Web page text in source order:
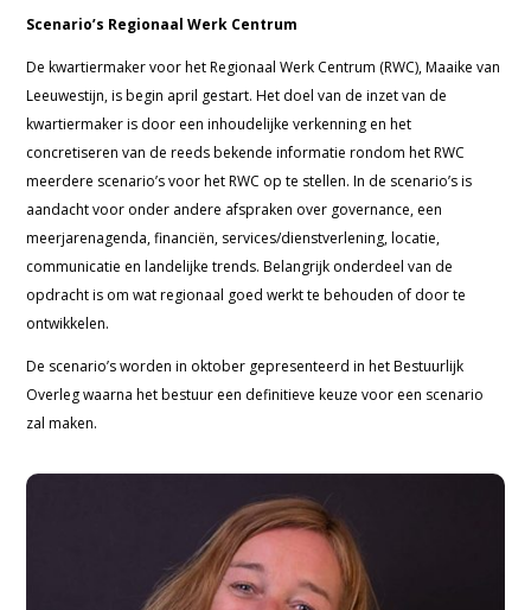
Scenario’s Regionaal Werk Centrum
De kwartiermaker voor het Regionaal Werk Centrum (RWC), Maaike van
Leeuwestijn, is begin april gestart. Het doel van de inzet van de
kwartiermaker is door een inhoudelijke verkenning en het
concretiseren van de reeds bekende informatie rondom het RWC
meerdere scenario’s voor het RWC op te stellen. In de scenario’s is
aandacht voor onder andere afspraken over governance, een
meerjarenagenda, financiën, services/dienstverlening, locatie,
communicatie en landelijke trends. Belangrijk onderdeel van de
opdracht is om wat regionaal goed werkt te behouden of door te
ontwikkelen.
De scenario’s worden in oktober gepresenteerd in het Bestuurlijk
Overleg waarna het bestuur een definitieve keuze voor een scenario
zal maken.